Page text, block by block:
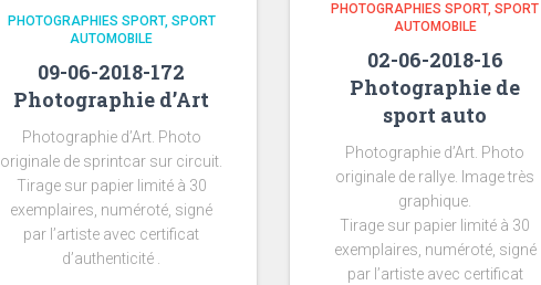
PHOTOGRAPHIES SPORT SPORT
AUTOMOBILE
09-06-2018-172
Photographie d’Art
Photographie d’Art. Photo
originale de sprintcar sur circuit.
Tirage sur papier limité à 30
exemplaires, numéroté, signé
par l’artiste avec certificat
d’authenticité .
PHOTOGRAPHIES SPORT SPORT
AUTOMOBILE
02-06-2018-16
Photographie de
sport auto
Photographie d’Art. Photo
originale de rallye. Image très
graphique.
Tirage sur papier limité à 30
exemplaires, numéroté, signé
par l’artiste avec certificat